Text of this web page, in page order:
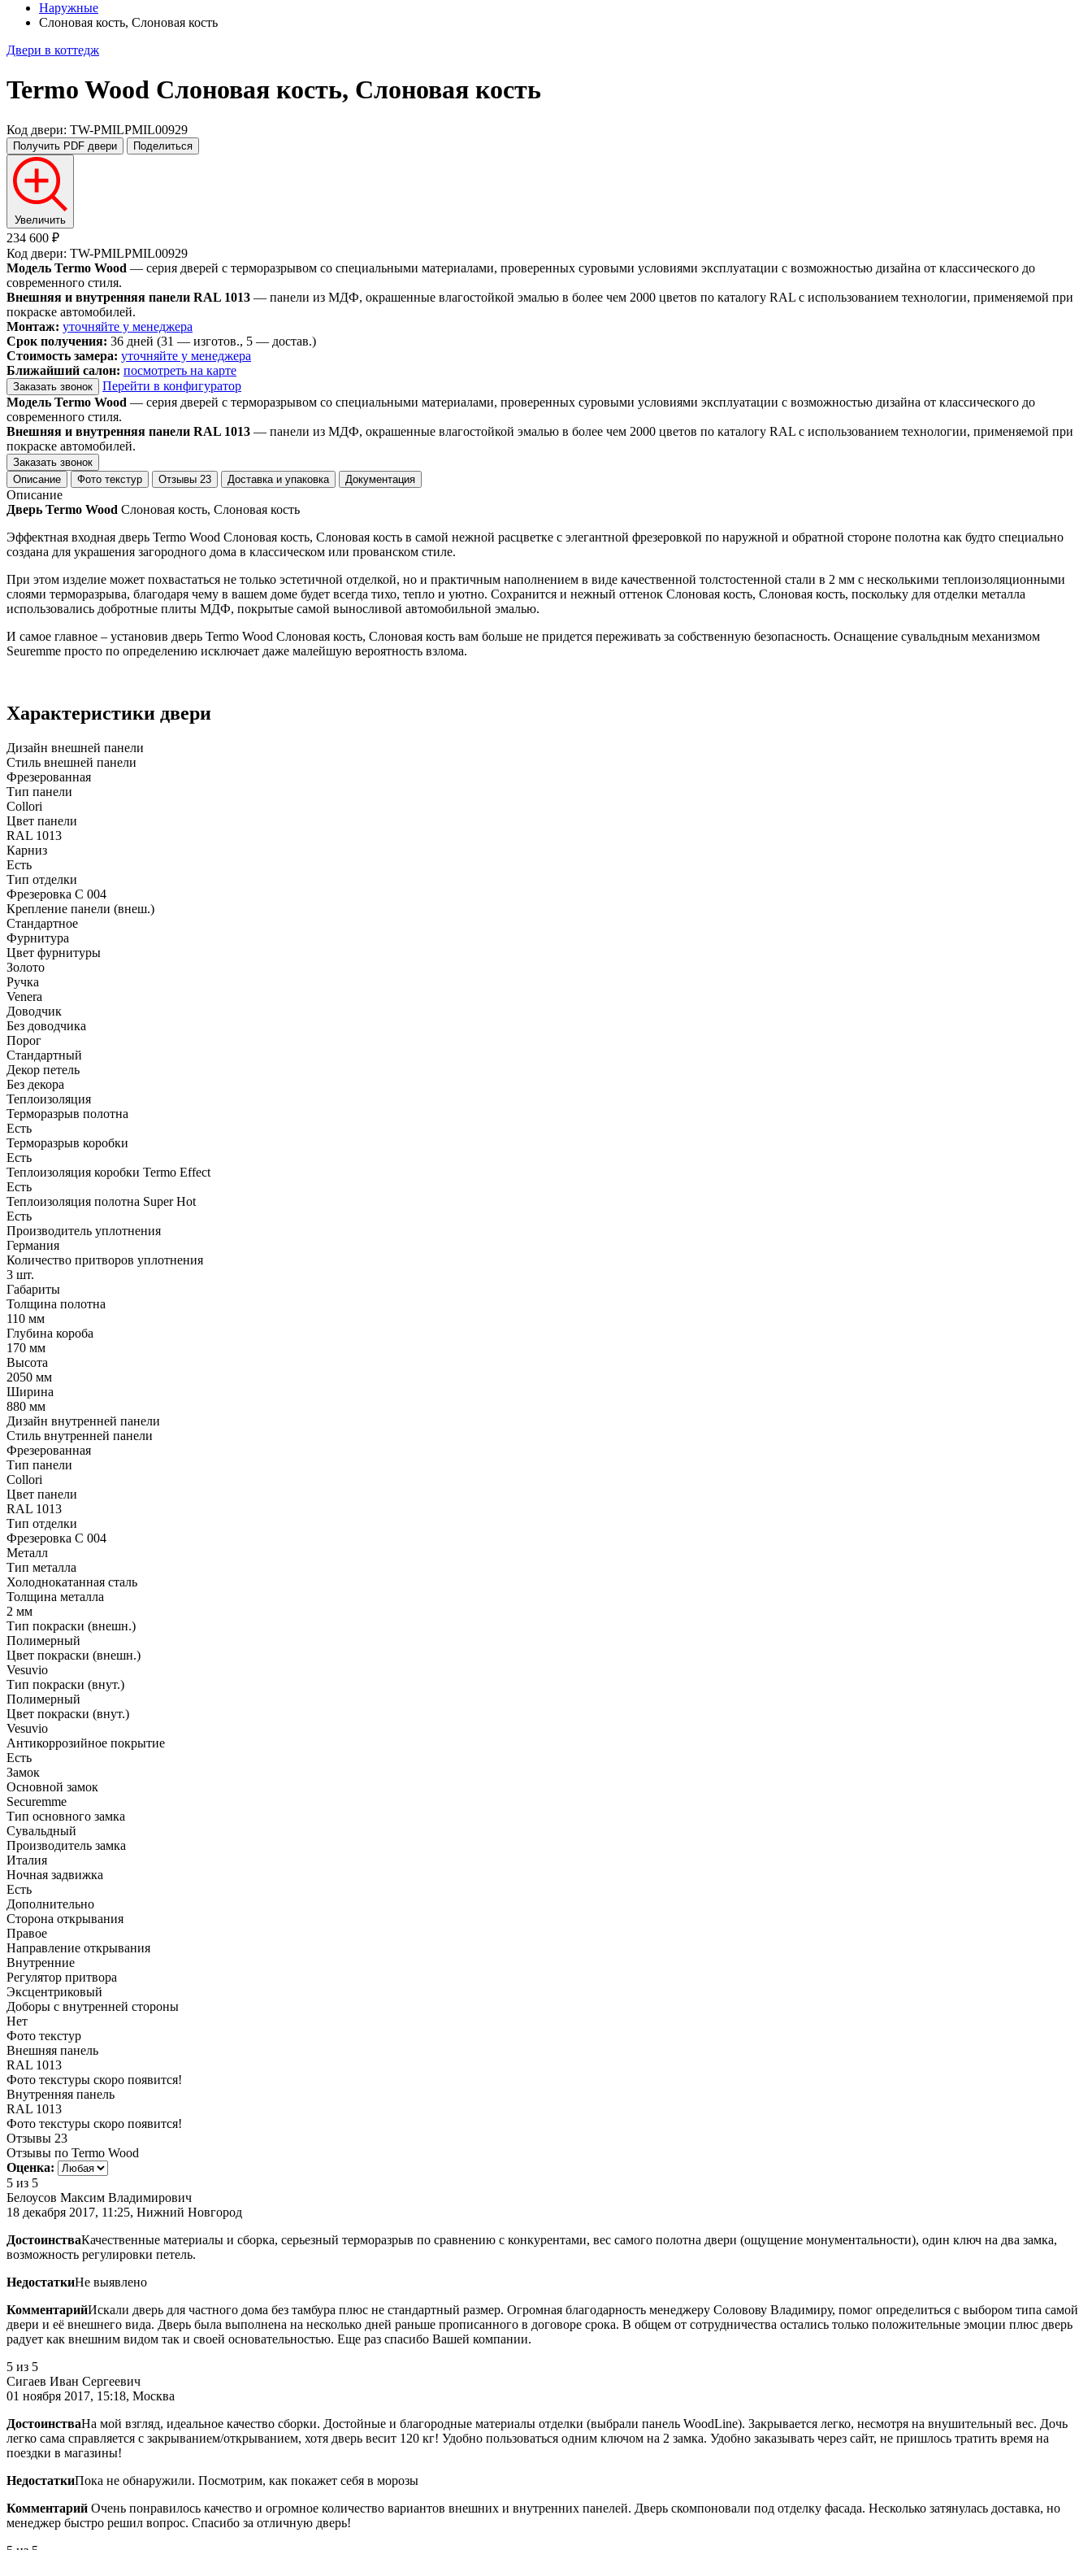
Наружные
Слоновая кость, Слоновая кость
Двери в коттедж
Termo Wood Слоновая кость, Слоновая кость
Код двери: TW-PMILPMIL00929
Получить PDF двери Поделиться
Увеличить
234 600 ₽
Код двери: TW-PMILPMIL00929
Модель Termo Wood — серия дверей с терморазрывом со специальными материалами, проверенных суровыми условиями эксплуатации с возможностью дизайна от классического до
современного стиля.
Внешняя и внутренняя панели RAL 1013 — панели из МДФ, окрашенные влагостойкой эмалью в более чем 2000 цветов по каталогу RAL с использованием технологии, применяемой при
покраске автомобилей.
Монтаж: уточняйте у менеджера
Срок получения: 36 дней (31 — изготов., 5 — достав.)
Стоимость замера: уточняйте у менеджера
Ближайший салон: посмотреть на карте
Заказать звонок
Перейти в конфигуратор
Модель Termo Wood — серия дверей с терморазрывом со специальными материалами, проверенных суровыми условиями эксплуатации с возможностью дизайна от классического до
современного стиля.
Внешняя и внутренняя панели RAL 1013 — панели из МДФ, окрашенные влагостойкой эмалью в более чем 2000 цветов по каталогу RAL с использованием технологии, применяемой при
покраске автомобилей.
Заказать звонок
Описание
Фото текстур Отзывы 23 Доставка и упаковка Документация
Описание
Дверь Termo Wood Слоновая кость, Слоновая кость
Эффектная входная дверь Termo Wood Слоновая кость, Слоновая кость в самой нежной расцветке с элегантной фрезеровкой по наружной и обратной стороне полотна как будто специально
создана для украшения загородного дома в классическом или прованском стиле.
При этом изделие может похвастаться не только эстетичной отделкой, но и практичным наполнением в виде качественной толстостенной стали в 2 мм с несколькими теплоизоляционными
слоями терморазрыва, благодаря чему в вашем доме будет всегда тихо, тепло и уютно. Сохранится и нежный оттенок Слоновая кость, Слоновая кость, поскольку для отделки металла
использовались добротные плиты МДФ, покрытые самой выносливой автомобильной эмалью.
И самое главное – установив дверь Termo Wood Слоновая кость, Слоновая кость вам больше не придется переживать за собственную безопасность. Оснащение сувальдным механизмом
Seuremme просто по определению исключает даже малейшую вероятность взлома.
Характеристики двери
Дизайн внешней панели
Стиль внешней панели
Фрезерованная
Тип панели
Collori
Цвет панели
RAL 1013
Карниз
Есть
Тип отделки
Фрезеровка C 004
Крепление панели (внеш.)
Стандартное
Фурнитура
Цвет фурнитуры
Золото
Ручка
Venera
Доводчик
Без доводчика
Порог
Стандартный
Декор петель
Без декора
Теплоизоляция
Терморазрыв полотна
Есть
Терморазрыв коробки
Есть
Теплоизоляция коробки Termo Effect
Есть
Теплоизоляция полотна Super Нot
Есть
Производитель уплотнения
Германия
Количество притворов уплотнения
3 шт.
Габариты
Толщина полотна
110 мм
Глубина короба
170 мм
Высота
2050 мм
Ширина
880 мм
Дизайн внутренней панели
Стиль внутренней панели
Фрезерованная
Тип панели
Collori
Цвет панели
RAL 1013
Тип отделки
Фрезеровка C 004
Металл
Тип металла
Холоднокатанная сталь
Толщина металла
2 мм
Тип покраски (внешн.)
Полимерный
Цвет покраски (внешн.)
Vesuvio
Тип покраски (внут.)
Полимерный
Цвет покраски (внут.)
Vesuvio
Антикоррозийное покрытие
Есть
Замок
Основной замок
Securemme
Тип основного замка
Сувальдный
Производитель замка
Италия
Ночная задвижка
Есть
Дополнительно
Сторона открывания
Правое
Направление открывания
Внутренние
Регулятор притвора
Эксцентриковый
Доборы с внутренней стороны
Нет
Фото текстур
Внешняя панель
RAL 1013
Фото текстуры скоро появится!
Внутренняя панель
RAL 1013
Фото текстуры скоро появится!
Отзывы 23
Отзывы по Termo Wood
Оценка:
5 из 5
Белоусов Максим Владимирович
18 декабря 2017, 11:25, Нижний Новгород
ДостоинстваКачественные материалы и сборка, серьезный терморазрыв по сравнению с конкурентами, вес самого полотна двери (ощущение монументальности), один ключ на два замка,
возможность регулировки петель.
НедостаткиНе выявлено
КомментарийИскали дверь для частного дома без тамбура плюс не стандартный размер. Огромная благодарность менеджеру Соловову Владимиру, помог определиться с выбором типа самой
двери и её внешнего вида. Дверь была выполнена на несколько дней раньше прописанного в договоре срока. В общем от сотрудничества остались только положительные эмоции плюс дверь
радует как внешним видом так и своей основательностью. Еще раз спасибо Вашей компании.
5 из 5
Сигаев Иван Сергеевич
01 ноября 2017, 15:18, Москва
ДостоинстваНа мой взгляд, идеальное качество сборки. Достойные и благородные материалы отделки (выбрали панель WoodLine). Закрывается легко, несмотря на внушительный вес. Дочь
легко сама справляется с закрыванием/открыванием, хотя дверь весит 120 кг! Удобно пользоваться одним ключом на 2 замка. Удобно заказывать через сайт, не пришлось тратить время на
поездки в магазины!
НедостаткиПока не обнаружили. Посмотрим, как покажет себя в морозы
Комментарий Очень понравилось качество и огромное количество вариантов внешних и внутренних панелей. Дверь скомпоновали под отделку фасада. Несколько затянулась доставка, но
менеджер быстро решил вопрос. Спасибо за отличную дверь!